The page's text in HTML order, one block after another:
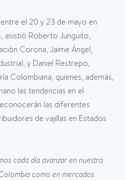
el 20 y 23 de mayo en
asistió Roberto Junguito,
Corona, Jaime Ángel,
y Daniel Restrepo,
Colombiana, quienes, además,
las tendencias en el
las diferentes
de vajillas en Estados
cada día avanzar en nuestro
como en mercados